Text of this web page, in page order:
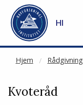
Gå til hovedinnhold
HI
Hjem Rådgivning
NOT CACHED
Kvoteråd